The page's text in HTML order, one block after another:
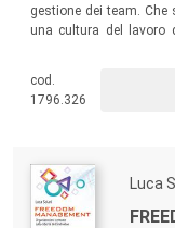
gestione dei team. Che
una cultura del lavoro
gruppo di lavoro, il
rapporto con i vostri
cod.
1796.326
Luca